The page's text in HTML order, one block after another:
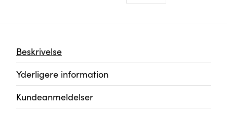
Beskrivelse
Yderligere information
Kundeanmeldelser